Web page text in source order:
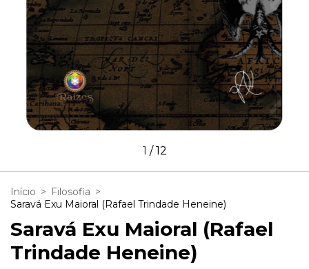
1 /12
Início > Filosofia >
Saravá Exu Maioral (Rafael Trindade Heneine)
Saravá Exu Maioral (Rafael
Trindade Heneine)